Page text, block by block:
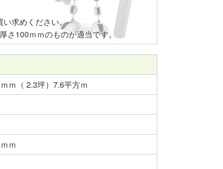
い求めください。
さ100ｍｍのものが適当です。
ｍ（ 2.3坪）7.6平方ｍ
ｍ